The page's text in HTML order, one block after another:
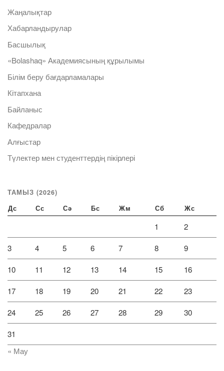
Жаңалықтар
Хабарландырулар
Басшылық
«Bolashaq» Академиясының құрылымы
Білім беру бағдарламалары
Кітапхана
Байланыс
Кафедралар
Алғыстар
Түлектер мен студенттердің пікірлері
ТАМЫЗ (2026)
Дс Сс Сә Бс Жм Сб Жс
1 2
3 4 5 6 7 8 9
10 11 12 13 14 15 16
17 18 19 20 21 22 23
24 25 26 27 28 29 30
31
« Мау